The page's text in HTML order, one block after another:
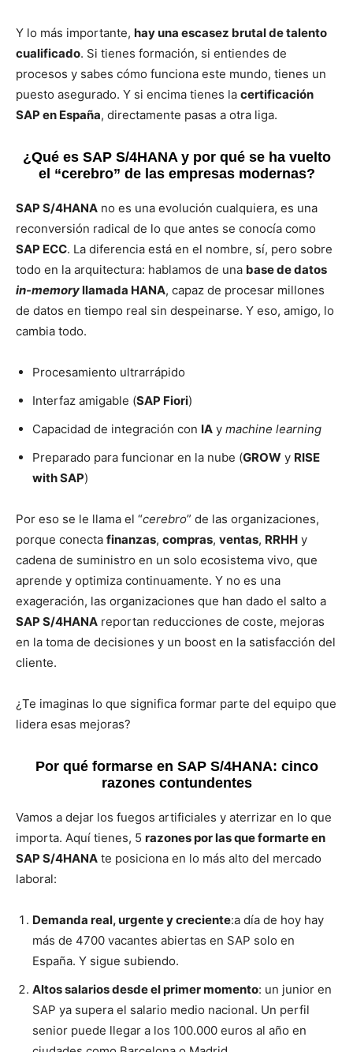
Y lo más importante, hay una escasez brutal de talento
cualificado. Si tienes formación, si entiendes de
procesos y sabes cómo funciona este mundo, tienes un
puesto asegurado. Y si encima tienes la certificación
SAP en España, directamente pasas a otra liga.
¿Qué es SAP S/4HANA y por qué se ha vuelto
el “cerebro” de las empresas modernas?
SAP S/4HANA no es una evolución cualquiera, es una
reconversión radical de lo que antes se conocía como
SAP ECC. La diferencia está en el nombre, sí, pero sobre
todo en la arquitectura: hablamos de una base de datos
in-memoryllamada HANA, capaz de procesar millones
de datos en tiempo real sin despeinarse. Y eso, amigo, lo
cambia todo.
Procesamiento ultrarrápido
Interfaz amigable (SAP Fiori)
Capacidad de integración con IA y machine learning
Preparado para funcionar en la nube (GROW y RISE
with SAP)
Por eso se le llama el “cerebro” de las organizaciones,
porque conecta finanzas, compras, ventas, RRHH y
cadena de suministro en un solo ecosistema vivo, que
aprende y optimiza continuamente. Y no es una
exageración, las organizaciones que han dado el salto a
SAP S/4HANA reportan reducciones de coste, mejoras
en la toma de decisiones y un boost en la satisfacción del
cliente.
¿Te imaginas lo que significa formar parte del equipo que
lidera esas mejoras?
Por qué formarse en SAP S/4HANA: cinco
razones contundentes
Vamos a dejar los fuegos artificiales y aterrizar en lo que
importa. Aquí tienes, 5 razones por las que formarte en
SAP S/4HANA te posiciona en lo más alto del mercado
laboral:
Demanda real, urgente y creciente:a día de hoy hay
más de 4700 vacantes abiertas en SAP solo en
España. Y sigue subiendo.
Altos salarios desde el primer momento: un junior en
SAP ya supera el salario medio nacional. Un perfil
senior puede llegar a los 100.000 euros al año en